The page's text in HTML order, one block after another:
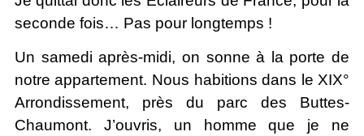
seconde fois… Pas pour longtemps !
Un samedi après-midi, on sonne à la porte de
notre appartement. Nous habitions dans le XIX°
Arrondissement, près du parc des Buttes-
Chaumont. J’ouvris, un homme que je ne